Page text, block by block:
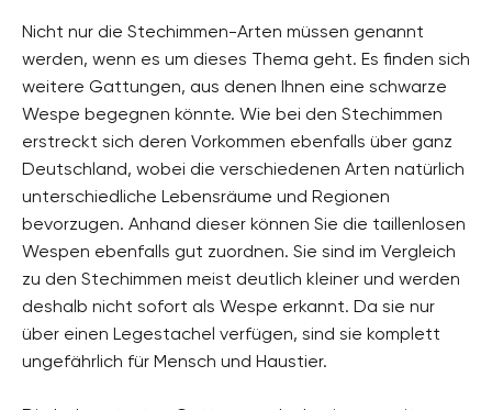
Nicht nur die Stechimmen-Arten müssen genannt
werden, wenn es um dieses Thema geht. Es finden sich
weitere Gattungen, aus denen Ihnen eine schwarze
Wespe begegnen könnte. Wie bei den Stechimmen
erstreckt sich deren Vorkommen ebenfalls über ganz
Deutschland, wobei die verschiedenen Arten natürlich
unterschiedliche Lebensräume und Regionen
bevorzugen. Anhand dieser können Sie die taillenlosen
Wespen ebenfalls gut zuordnen. Sie sind im Vergleich
zu den Stechimmen meist deutlich kleiner und werden
deshalb nicht sofort als Wespe erkannt. Da sie nur
über einen Legestachel verfügen, sind sie komplett
ungefährlich für Mensch und Haustier.